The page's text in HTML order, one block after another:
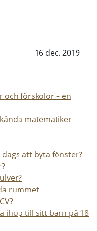
16 dec. 2019
och förskolor – en
matematiker
att byta fönster?
rummet
ihop till sitt barn på 18